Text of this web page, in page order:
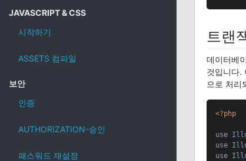
JAVASCRIPT & CSS
시작하기
ASSETS 컴파일
보안
인증
AUTHORIZATION-승인
패스워드 재설정
트랜
데이터베
것입니다.
으로 처리
<?php
use
use
use